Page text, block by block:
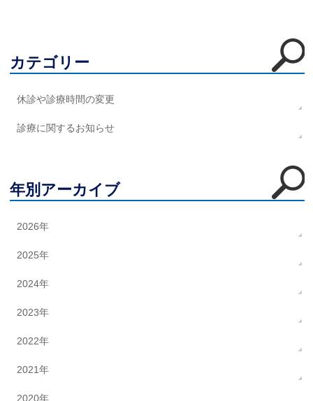
カテゴリー
休診や診療時間の変更
診療に関するお知らせ
年別アーカイブ
2026年
2025年
2024年
2023年
2022年
2021年
2020年